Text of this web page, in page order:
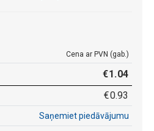
Cena ar PVN (gab.)
€1.04
€0.93
Saņemiet piedāvājumu